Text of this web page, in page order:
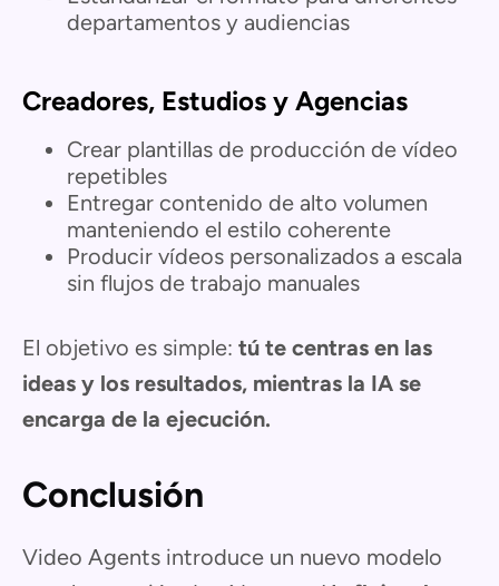
departamentos y audiencias
Creadores, Estudios y Agencias
Crear plantillas de producción de vídeo
repetibles
Entregar contenido de alto volumen
manteniendo el estilo coherente
Producir vídeos personalizados a escala
sin flujos de trabajo manuales
El objetivo es simple: tú te centras en las
ideas y los resultados, mientras la IA se
encarga de la ejecución.
Conclusión
Video Agents introduce un nuevo modelo